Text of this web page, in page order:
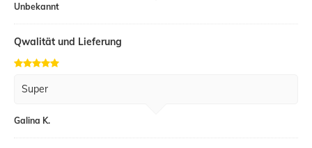
Unbekannt
Qwalität und Lieferung
Super
Galina K.